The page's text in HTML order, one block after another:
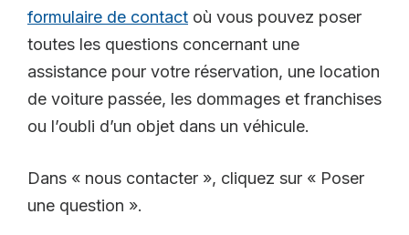
formulaire de contact où vous pouvez poser
toutes les questions concernant une
assistance pour votre réservation, une location
de voiture passée, les dommages et franchises
ou l’oubli d’un objet dans un véhicule.
Dans « nous contacter », cliquez sur « Poser
une question ».